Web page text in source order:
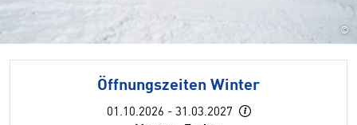
©
Öffnungszeiten Winter
01.10.2026 - 31.03.2027